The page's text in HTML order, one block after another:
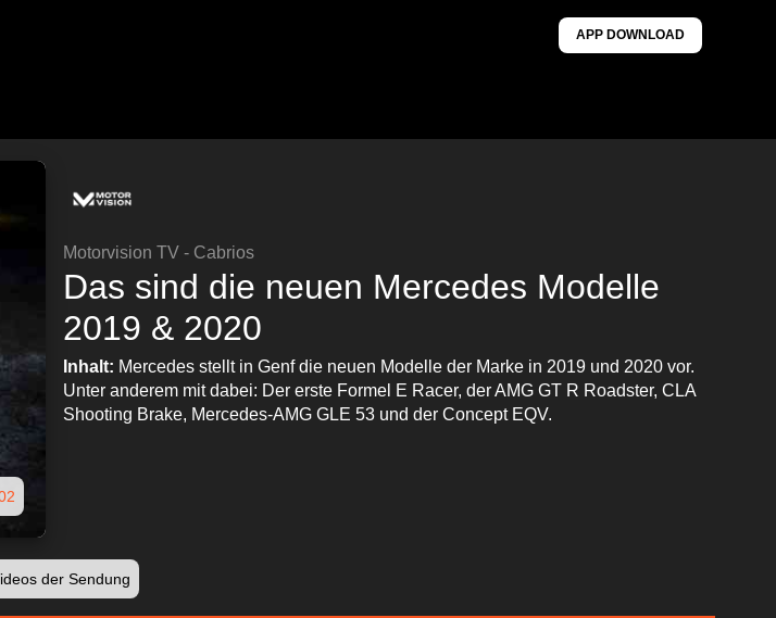
APP DOWNLOAD
Motorvision TV - Cabrios
Das sind die neuen Mercedes Modelle
2019 & 2020
Inhalt: Mercedes stellt in Genf die neuen Modelle der Marke in 2019 und 2020 vor.
Unter anderem mit dabei: Der erste Formel E Racer, der AMG GT R Roadster, CLA
Shooting Brake, Mercedes-AMG GLE 53 und der Concept EQV.
der Sendung